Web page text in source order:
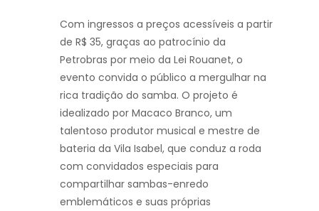
Com ingressos a preços acessíveis a partir
de R$ 35, graças ao patrocínio da
Petrobras por meio da Lei Rouanet, o
evento convida o público a mergulhar na
rica tradição do samba. O projeto é
idealizado por Macaco Branco, um
talentoso produtor musical e mestre de
bateria da Vila Isabel, que conduz a roda
com convidados especiais para
compartilhar sambas-enredo
emblemáticos e suas próprias